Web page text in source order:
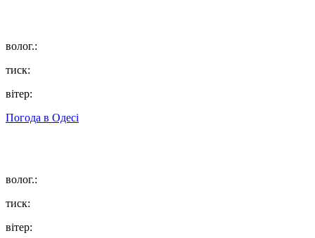
волог.:
тиск:
вітер:
Погода в Одесі
волог.:
тиск:
вітер: